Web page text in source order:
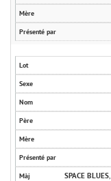
SPACE BLUES